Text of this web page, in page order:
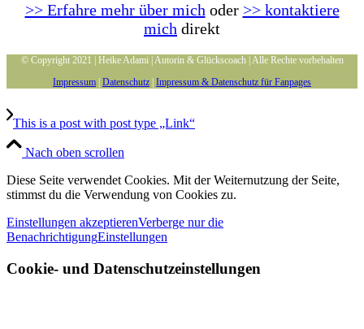
>> Erfahre mehr über mich oder >> kontaktiere
mich direkt
© Copyright 2021 | Heike Adami | Autorin & Glückscoach | Alle Rechte vorbehalten
Impressum Datenschutz Impressum & Datenschutz für Fanpages
This is a post with post type „Link“
Nach oben scrollen
Diese Seite verwendet Cookies. Mit der Weiternutzung der Seite,
stimmst du die Verwendung von Cookies zu.
Einstellungen akzeptierenVerberge nur die
BenachrichtigungEinstellungen
Cookie- und Datenschutzeinstellungen